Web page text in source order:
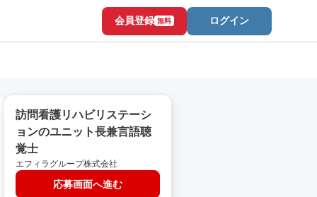
会員登録 無料 ログイン
訪問看護リハビリステーシ
ョンのユニット長兼言語聴
覚士
エフィラグループ株式会社
応募画面へ進む